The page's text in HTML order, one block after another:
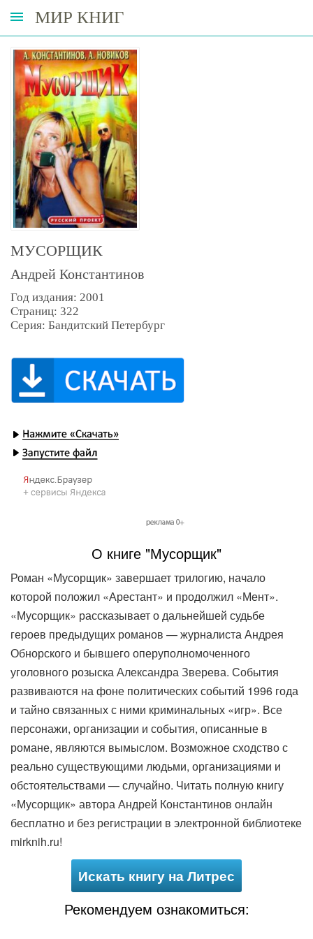
МИР КНИГ
МУСОРЩИК
Андрей Константинов
Год издания: 2001
Страниц: 322
Серия: Бандитский Петербург
О книге "Мусорщик"
Роман «Мусорщик» завершает трилогию, начало
которой положил «Арестант» и продолжил «Мент».
«Мусорщик» рассказывает о дальнейшей судьбе
героев предыдущих романов — журналиста Андрея
Обнорского и бывшего оперуполномоченного
уголовного розыска Александра Зверева. События
развиваются на фоне политических событий 1996 года
и тайно связанных с ними криминальных «игр». Все
персонажи, организации и события, описанные в
романе, являются вымыслом. Возможное сходство с
реально существующими людьми, организациями и
обстоятельствами — случайно. Читать полную книгу
«Мусорщик» автора Андрей Константинов онлайн
бесплатно и без регистрации в электронной библиотеке
mirknih.ru!
Искать книгу на Литрес
Рекомендуем ознакомиться: